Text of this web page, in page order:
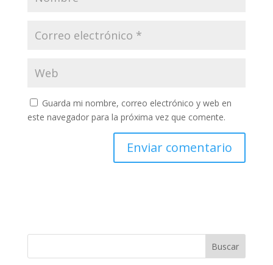
Guarda mi nombre, correo electrónico y web en
este navegador para la próxima vez que comente.
Buscar